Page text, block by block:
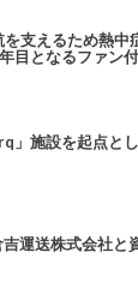
支えるため熱中
目となるファン
」施設を起点と
運送株式会社と